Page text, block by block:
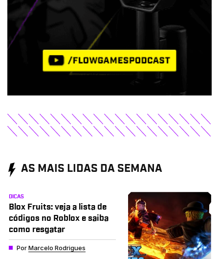
AS MAIS LIDAS DA SEMANA
DICAS
Blox Fruits: veja a lista de
códigos no Roblox e saiba
como resgatar
PorMarcelo Rodrigues